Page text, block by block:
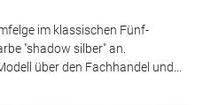
im klassischen Fünf-
"shadow silber" an.
über den Fachhandel und...